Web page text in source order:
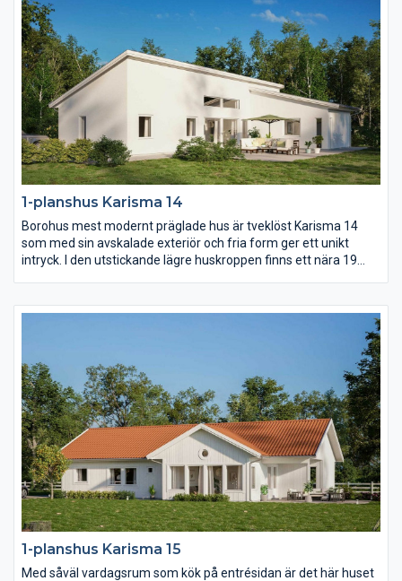
1-planshus Karisma 14
Borohus mest modernt präglade hus är tveklöst Karisma 14
som med sin avskalade exteriör och fria form ger ett unikt
intryck. I den utstickande lägre huskroppen finns ett nära 19
som en effekt av det höga snedtaket.
1-planshus Karisma 15
Med såväl vardagsrum som kök på entrésidan är det här huset